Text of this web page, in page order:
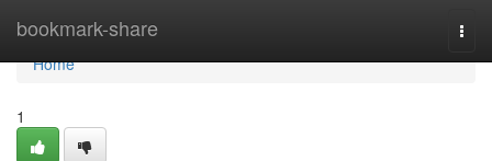
bookmark-share
Home
Home
1